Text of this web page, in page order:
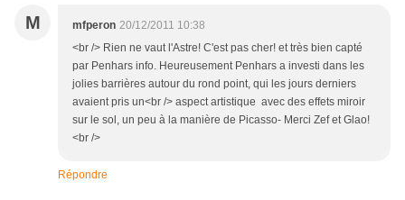
M mfperon 20/12/2011 10:38
<br /> Rien ne vaut l'Astre! C'est pas cher! et très bien capté
par Penhars info. Heureusement Penhars a investi dans les
jolies barrières autour du rond point, qui les jours derniers
avaient pris un<br /> aspect artistique avec des effets miroir
sur le sol, un peu à la manière de Picasso- Merci Zef et Glao!
<br />
Répondre